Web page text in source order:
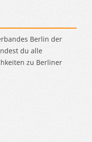
Berlin der
du alle
zu Berliner